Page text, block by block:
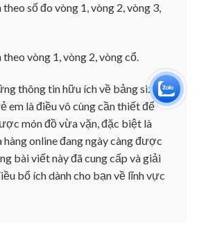
số đo vòng 1, vòng 2, vòng 3,
vòng 1, vòng 2, vòng cổ.
thông tin hữu ích về bảng size
em là điều vô cùng cần thiết để
món đồ vừa vặn, đặc biệt là
online đang ngày càng được
bài viết này đã cung cấp và giải
bổ ích dành cho bạn về lĩnh vực